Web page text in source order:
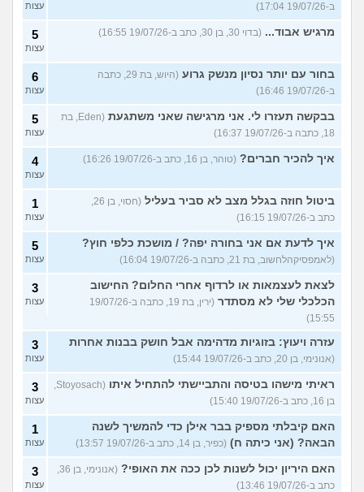
ב-19/07/26 17:04)
עצות
מרגיש אבוד... (בדוי 30, בן 30, כתב ב-19/07/26 16:55) 5
עצות
בחור עם יותר נסיון מנשק גרוע
(היוש, בת 29, כתבה
ב-19/07/26 16:46)
6
עצות
בבקשה תעזרו לי. אני מרגישה שאני משתגעת
(Eden, בת
18, כתבה ב-19/07/26 16:37)
5
עצות
איך להכיר חברים? (טוהר, בן 16, כתב ב-19/07/26 16:26) 4
עצות
ביטול חוזה בגלל מצב לא סביר בעליל
כתב ב-19/07/26 16:15)
1
עצות
איך לדעת אם אני בחורה יפה? / מושכת כלפי חוץ?
(לאמפסיקהלחשוב, בת 21, כתבה ב-19/07/26 16:04)
5
עצות
לצאת לעצמאות או לרדוף אחרי החלום? החישוב
הכלכלי שלי לא מסתדר
(ירין, בת 19, כתבה ב-19/07/26
15:55)
3
עצות
עזרה ויעוץ: בזוגיות מדהימה אבל חושק בבנות אחרות
(אנונימי, בן 20, כתב ב-19/07/26 15:44)
3
עצות
ראיתי מישהו בטיסה והתביישתי להתחיל איתו
בן 16, כתב ב-19/07/26 15:40)
3
עצות
האם קיבלתי מספיק בבר אילן כדי להמשיך לשנה
הבאה? (אני כיתה ח) (כפיר, בן 14, כתב ב-19/07/26 13:57)
1
עצות
האם היריון יכול לשנות לכן ככה את האופי?
כתב ב-19/07/26 13:46)
3
עצות